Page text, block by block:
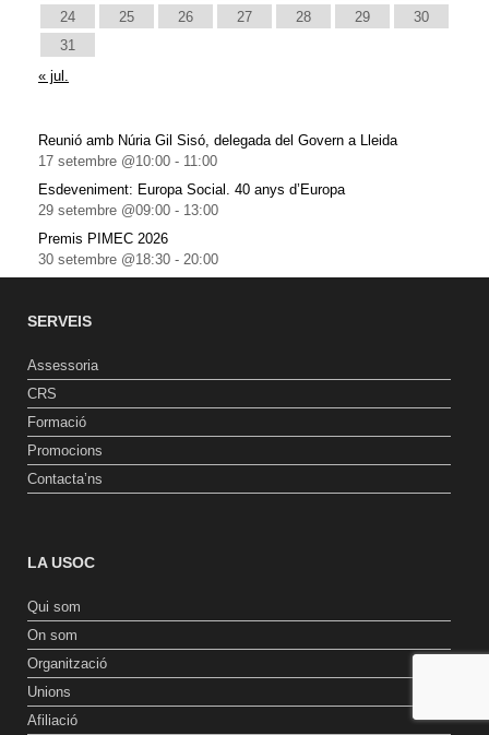
24
25 26 27 28 29
30
31
« jul.
Reunió amb Núria Gil Sisó, delegada del Govern a Lleida
17 setembre @10:00 - 11:00
Esdeveniment: Europa Social. 40 anys d’Europa
29 setembre @09:00 - 13:00
Premis PIMEC 2026
30 setembre @18:30 - 20:00
SERVEIS
Assessoria
CRS
Formació
Promocions
Contacta’ns
LA USOC
Qui som
On som
Organització
Unions
Afiliació